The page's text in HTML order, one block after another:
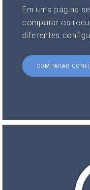
Em uma página
comparar os
diferentes
COMPARAR